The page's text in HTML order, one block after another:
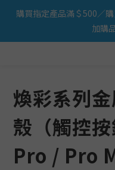
iPhone 17
購買指定產品滿＄500／
加購
iPhone 17
煥彩系列
殼（觸控
Pro / Pro